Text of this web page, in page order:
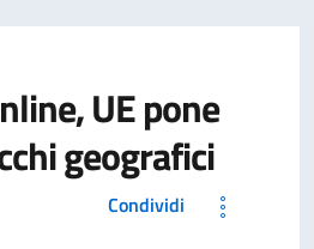
UE pone
geografici
Condividi